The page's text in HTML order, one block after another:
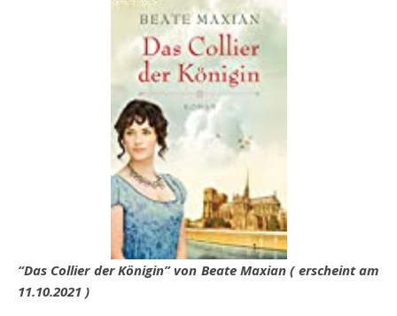
“Das Collier der Königin” von Beate Maxian ( erscheint am
11.10.2021 )